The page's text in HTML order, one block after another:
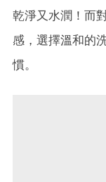
乾淨又水潤！而
感，選擇溫和的
慣。